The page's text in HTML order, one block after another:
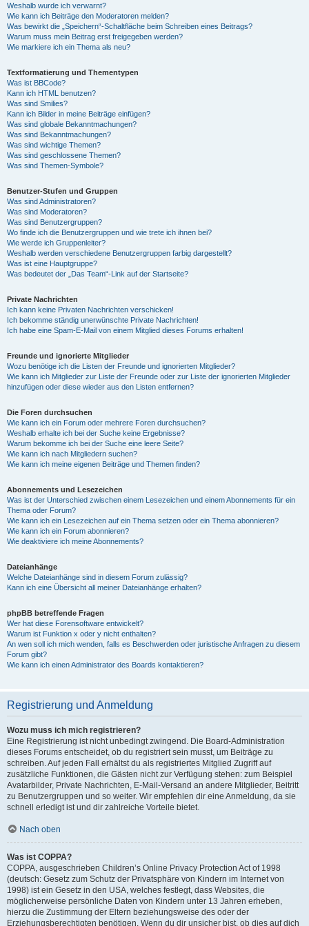
Weshalb wurde ich verwarnt?
Wie kann ich Beiträge den Moderatoren melden?
Was bewirkt die „Speichern“-Schaltfläche beim Schreiben eines Beitrags?
Warum muss mein Beitrag erst freigegeben werden?
Wie markiere ich ein Thema als neu?
Textformatierung und Thementypen
Was ist BBCode?
Kann ich HTML benutzen?
Was sind Smilies?
Kann ich Bilder in meine Beiträge einfügen?
Was sind globale Bekanntmachungen?
Was sind Bekanntmachungen?
Was sind wichtige Themen?
Was sind geschlossene Themen?
Was sind Themen-Symbole?
Benutzer-Stufen und Gruppen
Was sind Administratoren?
Was sind Moderatoren?
Was sind Benutzergruppen?
Wo finde ich die Benutzergruppen und wie trete ich ihnen bei?
Wie werde ich Gruppenleiter?
Weshalb werden verschiedene Benutzergruppen farbig dargestellt?
Was ist eine Hauptgruppe?
Was bedeutet der „Das Team“-Link auf der Startseite?
Private Nachrichten
Ich kann keine Privaten Nachrichten verschicken!
Ich bekomme ständig unerwünschte Private Nachrichten!
Ich habe eine Spam-E-Mail von einem Mitglied dieses Forums erhalten!
Freunde und ignorierte Mitglieder
Wozu benötige ich die Listen der Freunde und ignorierten Mitglieder?
Wie kann ich Mitglieder zur Liste der Freunde oder zur Liste der ignorierten Mitglieder
hinzufügen oder diese wieder aus den Listen entfernen?
Die Foren durchsuchen
Wie kann ich ein Forum oder mehrere Foren durchsuchen?
Weshalb erhalte ich bei der Suche keine Ergebnisse?
Warum bekomme ich bei der Suche eine leere Seite?
Wie kann ich nach Mitgliedern suchen?
Wie kann ich meine eigenen Beiträge und Themen finden?
Abonnements und Lesezeichen
Was ist der Unterschied zwischen einem Lesezeichen und einem Abonnements für ein
Thema oder Forum?
Wie kann ich ein Lesezeichen auf ein Thema setzen oder ein Thema abonnieren?
Wie kann ich ein Forum abonnieren?
Wie deaktiviere ich meine Abonnements?
Dateianhänge
Welche Dateianhänge sind in diesem Forum zulässig?
Kann ich eine Übersicht all meiner Dateianhänge erhalten?
phpBB betreffende Fragen
Wer hat diese Forensoftware entwickelt?
Warum ist Funktion x oder y nicht enthalten?
An wen soll ich mich wenden, falls es Beschwerden oder juristische Anfragen zu diesem
Forum gibt?
Wie kann ich einen Administrator des Boards kontaktieren?
Registrierung und Anmeldung
Wozu muss ich mich registrieren?
Eine Registrierung ist nicht unbedingt zwingend. Die Board-Administration
dieses Forums entscheidet, ob du registriert sein musst, um Beiträge zu
schreiben. Auf jeden Fall erhältst du als registriertes Mitglied Zugriff auf
zusätzliche Funktionen, die Gästen nicht zur Verfügung stehen: zum Beispiel
Avatarbilder, Private Nachrichten, E-Mail-Versand an andere Mitglieder, Beitritt
zu Benutzergruppen und so weiter. Wir empfehlen dir eine Anmeldung, da sie
schnell erledigt ist und dir zahlreiche Vorteile bietet.
Nach oben
Was ist COPPA?
COPPA, ausgeschrieben Children’s Online Privacy Protection Act of 1998
(deutsch: Gesetz zum Schutz der Privatsphäre von Kindern im Internet von
1998) ist ein Gesetz in den USA, welches festlegt, dass Websites, die
möglicherweise persönliche Daten von Kindern unter 13 Jahren erheben,
hierzu die Zustimmung der Eltern beziehungsweise des oder der
Erziehungsberechtigten benötigen. Wenn du dir unsicher bist, ob dies auf dich